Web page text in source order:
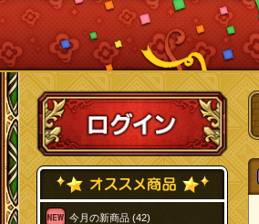
ログ
今月の新商品 (42)